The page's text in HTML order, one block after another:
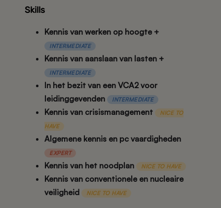
Skills
Kennis van werken op hoogte +
INTERMEDIATE
Kennis van aanslaan van lasten +
INTERMEDIATE
In het bezit van een VCA2 voor
leidinggevenden
INTERMEDIATE
Kennis van crisismanagement
NICE TO
HAVE
Algemene kennis en pc vaardigheden
EXPERT
Kennis van het noodplan NICE TO HAVE
Kennis van conventionele en nucleaire
veiligheid
NICE TO HAVE